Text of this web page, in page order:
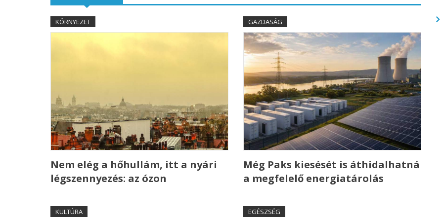
KÖRNYEZET
Nem elég a hőhullám, itt a nyári
légszennyezés: az ózon
GAZDASÁG
Még Paks kiesését is áthidalhatná
a megfelelő energiatárolás
KULTÚRA EGÉSZSÉG